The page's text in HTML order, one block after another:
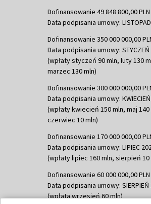
Dofinansowanie 49 848 800,00 PLN
Data podpisania umowy:
Dofinansowanie 350 000 000,00
Data podpisania umowy: STYCZEŃ
(wpłaty styczeń 90 mln, luty 130
marzec 130 mln)
Dofinansowanie 300 000 000,00
Data podpisania umowy:
(wpłaty kwiecień 150 mln, maj 140
czerwiec 10 mln)
Dofinansowanie 170 000 000,00
Data podpisania umowy: LIPIEC
(wpłaty lipiec 160 mln, sierpień 10
Dofinansowanie 60 000 000,00 PLN
Data podpisania umowy: SIERPIEŃ
(wpłata wrzesień 60 mln)